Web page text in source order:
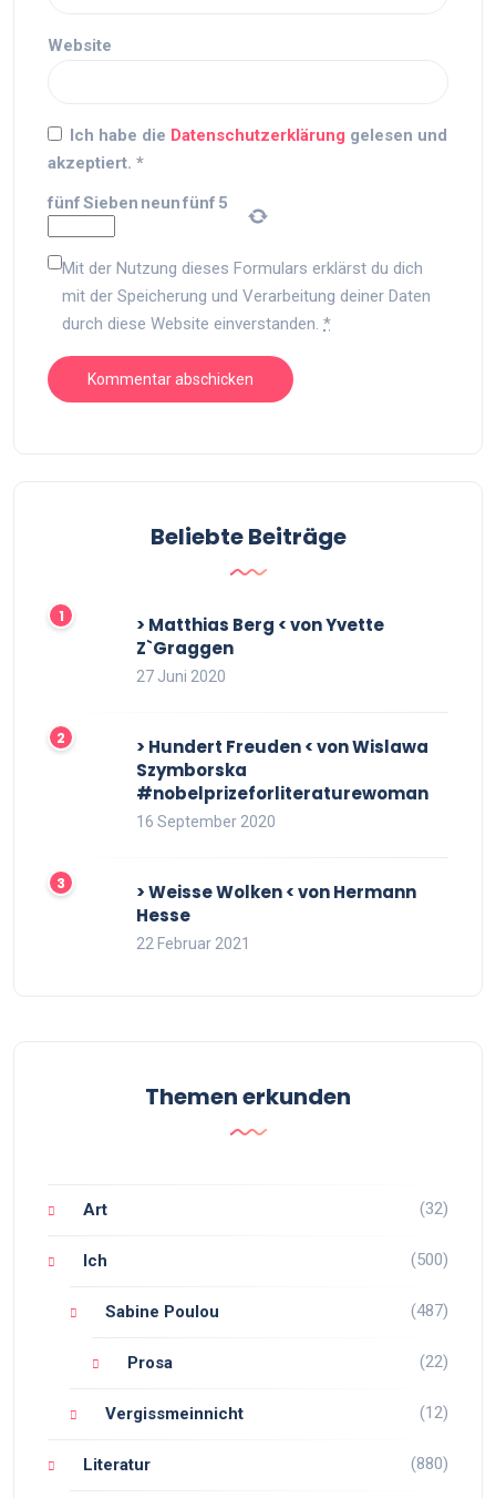
Website
Ich habe die Datenschutzerklärung gelesen und
akzeptiert. *
fünfSieben neunfünf 5
Mit der Nutzung dieses Formulars erklärst du dich
mit der Speicherung und Verarbeitung deiner Daten
durch diese Website einverstanden. *
Beliebte Beiträge
> Matthias Berg < von Yvette
Z`Graggen
27 Juni 2020
> Hundert Freuden < von Wislawa
Szymborska
#nobelprizeforliteraturewoman
16 September 2020
> Weisse Wolken < von Hermann
Hesse
22 Februar 2021
Themen erkunden
Art (32)
Ich (500)
Sabine Poulou (487)
Prosa (22)
Vergissmeinnicht (12)
Literatur (880)